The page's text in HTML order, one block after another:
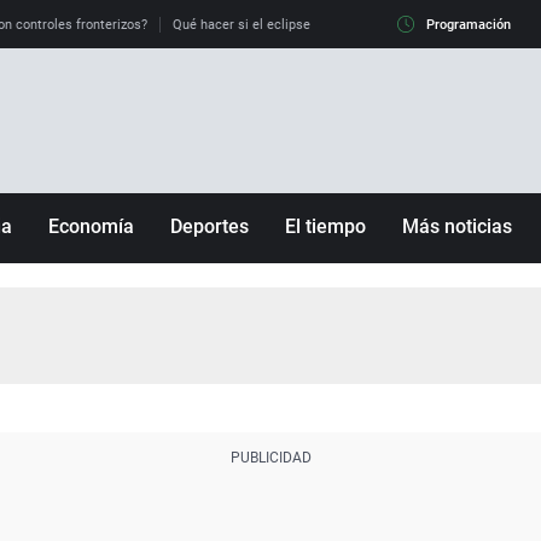
controles fronterizos? Qué hacer si el eclipse me pilla conduciendo Qué tiempo
Programación
Economía Deportes El tiempo Más noticias